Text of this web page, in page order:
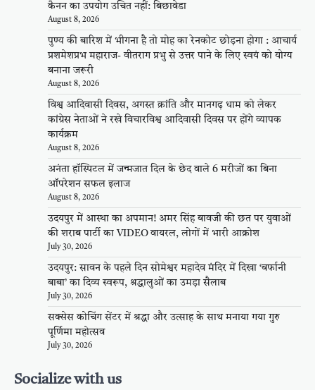
कैनन का उपयोग उचित नहीं: बिछावेडा
August 8, 2026
पुण्य की बारिश में भीगना है तो मोह का रेनकोट छोड़ना होगा : आचार्य
प्रशमेशप्रभ महाराज- वीतराग प्रभु से उत्तर पाने के लिए स्वयं को योग्य
बनाना जरूरी
August 8, 2026
विश्व आदिवासी दिवस, अगस्त क्रांति और मानगढ़ धाम को लेकर
कांग्रेस नेताओं ने रखे विचारविश्व आदिवासी दिवस पर होंगे व्यापक
कार्यक्रम
August 8, 2026
अनंता हॉस्पिटल में जन्मजात दिल के छेद वाले 6 मरीजों का बिना
ऑपरेशन सफल इलाज
August 8, 2026
उदयपुर में आस्था का अपमान! अमर सिंह बावजी की छत पर युवाओं
की शराब पार्टी का VIDEO वायरल, लोगों में भारी आक्रोश
July 30, 2026
उदयपुर: सावन के पहले दिन सोमेश्वर महादेव मंदिर में दिखा ‘बर्फानी
बाबा’ का दिव्य स्वरूप, श्रद्धालुओं का उमड़ा सैलाब
July 30, 2026
सक्सेस कोचिंग सेंटर में श्रद्धा और उत्साह के साथ मनाया गया गुरु
पूर्णिमा महोत्सव
July 30, 2026
Socialize with us